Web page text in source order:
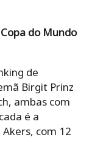
do Mundo
de
Birgit Prinz
ambas com
é a
com 12